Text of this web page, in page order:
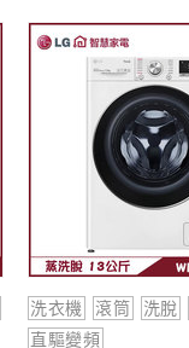
洗衣機 滾筒 洗脫
直驅變頻